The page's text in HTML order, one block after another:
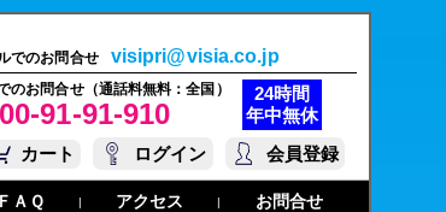
でのお問合せ visipri@visia.co.jp
のお問合せ（通話料無料：全国）
91-91-910
24時間
年中無休
カート
ログイン 会員登録
ＦＡＱ | アクセス | お問合せ